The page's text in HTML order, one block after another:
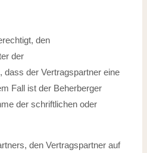
den
der
dass der Vertragspartner eine
Fall istder Beherberger
der schriftlichen oder
den Vertragspartner auf